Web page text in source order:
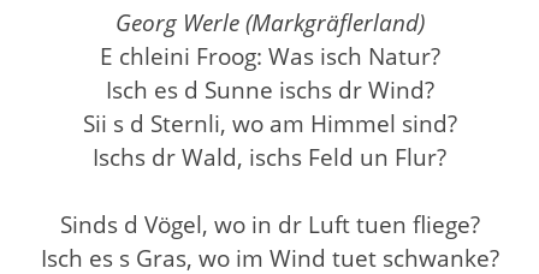
Georg Werle (Markgräflerland)
E chleini Froog: Was isch Natur?
Isch es d Sunne ischs dr Wind?
Sii s d Sternli, wo am Himmel sind?
Ischs dr Wald, ischs Feld un Flur?
Sinds d Vögel, wo in dr Luft tuen fliege?
Isch es s Gras, wo im Wind tuet schwanke?